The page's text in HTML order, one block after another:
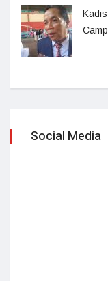
Social Media